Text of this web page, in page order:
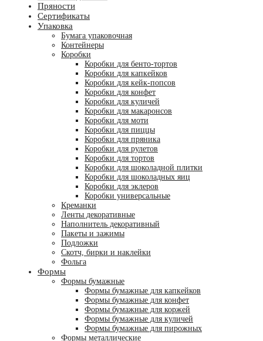
Пряности
Сертификаты
Упаковка
Бумага упаковочная
Контейнеры
Коробки
Коробки для бенто-тортов
Коробки для капкейков
Коробки для кейк-попсов
Коробки для конфет
Коробки для куличей
Коробки для макаронсов
Коробки для моти
Коробки для пиццы
Коробки для пряника
Коробки для рулетов
Коробки для тортов
Коробки для шоколадной плитки
Коробки для шоколадных яиц
Коробки для эклеров
Коробки универсальные
Креманки
Ленты декоративные
Наполнитель декоративный
Пакеты и зажимы
Подложки
Скотч, бирки и наклейки
Фольга
Формы
Формы бумажные
Формы бумажные для капкейков
Формы бумажные для конфет
Формы бумажные для коржей
Формы бумажные для куличей
Формы бумажные для пирожных
Формы металлические